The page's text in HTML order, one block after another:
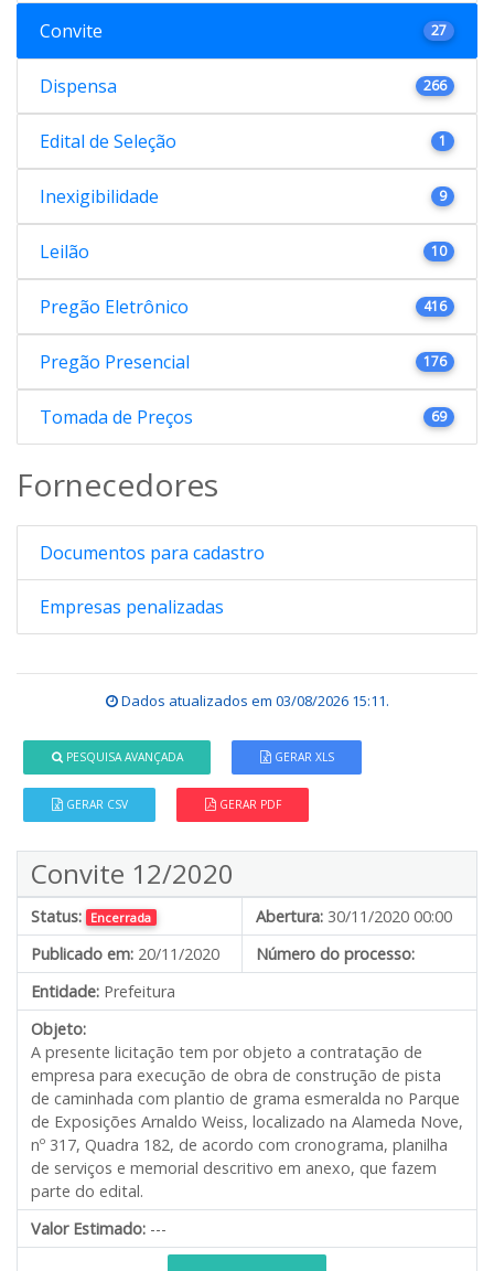
Convite 27
Dispensa 266
Edital de Seleção 1
Inexigibilidade 9
Leilão 10
Pregão Eletrônico 416
Pregão Presencial 176
Tomada de Preços 69
Fornecedores
Documentos para cadastro
Empresas penalizadas
Dados atualizados em 03/08/2026 15:11.
PESQUISA AVANÇADA GERAR XLS
GERAR CSV GERAR PDF
Convite 12/2020
Status: Encerrada Abertura: 30/11/2020 00:00
Publicado em: 20/11/2020
Número do processo:
Entidade: Prefeitura
Objeto:
A presente licitação tem por objeto a contratação de
empresa para execução de obra de construção de pista
de caminhada com plantio de grama esmeralda no Parque
de Exposições Arnaldo Weiss, localizado na Alameda Nove,
nº 317, Quadra 182, de acordo com cronograma, planilha
de serviços e memorial descritivo em anexo, que fazem
parte do edital.
Valor Estimado: ---